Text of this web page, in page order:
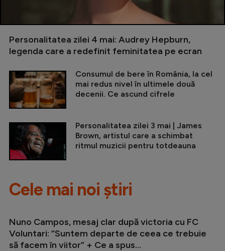
Personalitatea zilei 4 mai: Audrey Hepburn,
legenda care a redefinit feminitatea pe ecran
Consumul de bere în România, la cel
mai redus nivel în ultimele două
decenii. Ce ascund cifrele
Personalitatea zilei 3 mai | James
Brown, artistul care a schimbat
ritmul muzicii pentru totdeauna
Cele mai noi știri
Nuno Campos, mesaj clar după victoria cu FC
Voluntari: ”Suntem departe de ceea ce trebuie
să facem în viitor” + Ce a spus...